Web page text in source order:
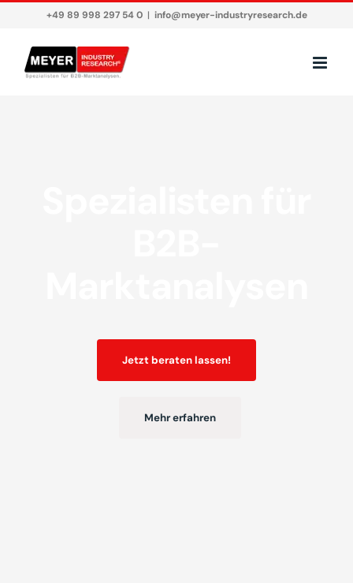
springen
+49 89 998 297 54 0 | info@meyer-industryresearch.de
Jetzt beraten lassen!
Mehr erfahren